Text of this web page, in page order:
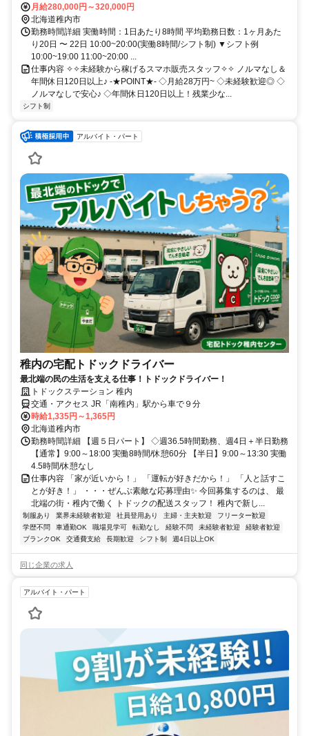
月給280,000円～320,000円
北海道稚内市
勤務時間詳細 実働時間：1日あたり8時間 平均勤務日数：1ヶ月あた
り20日 〜 22日 10:00~20:00(実働8時間/シフト制) ▼シフト例
10:00~19:00 11:00~20:00 ...
仕事内容 ✧✧未経験から稼げるスマホ販売スタッフ✧✧ ノルマなし＆
年間休日120日以上♪ -★POINT★- ◇月給28万円~ ◇未経験歓迎◎ ◇
ノルマなしで安心♪ ◇年間休日120日以上！残業少な...
シフト制
アルバイト・パート
稚内の宅配トドックドライバー
最北端の民の生活を支える仕事！トドックドライバー！
トドックステーション 稚内
交通・アクセス JR「南稚内」駅から車で９分
時給1,335円～1,365円
北海道稚内市
勤務時間詳細 【週５日パート】 ◇週36.5時間勤務、週4日＋半日勤務
【通常】9:00～18:00 実働8時間/休憩60分 【半日】9:00～13:30 実働
4.5時間/休憩なし
仕事内容 「家が近いから！」 「運転が好きだから！」 「人と話すこ
とが好き！」 ・・・ぜんぶ素敵な応募理由✨ 今回募集するのは、 最
北端の街・稚内で働く トドックの配送スタッフ！ 稚内で新し...
制服あり 業界未経験者歓迎 社員登用あり 主婦・主夫歓迎
フリーター歓迎
学歴不問
車通勤OK 職場見学可 転勤なし 経験不問 未経験者歓迎
経験者歓迎
ブランクOK
交通費支給 長期歓迎 シフト制 週4日以上OK
同じ企業の求人
アルバイト・パート